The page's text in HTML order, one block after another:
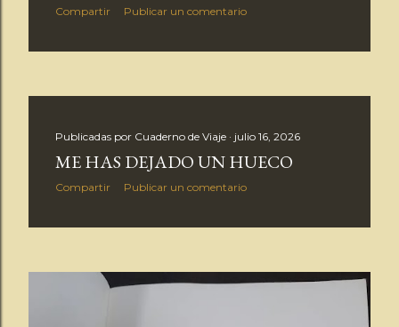
Compartir Publicar un comentario
Publicadas por Cuaderno de Viaje julio 16, 2026
ME HAS DEJADO UN HUECO
Compartir Publicar un comentario